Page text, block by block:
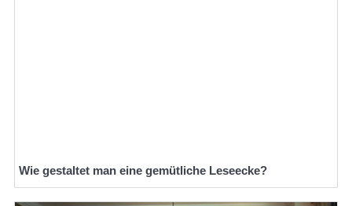
Wie gestaltet man eine gemütliche Leseecke?